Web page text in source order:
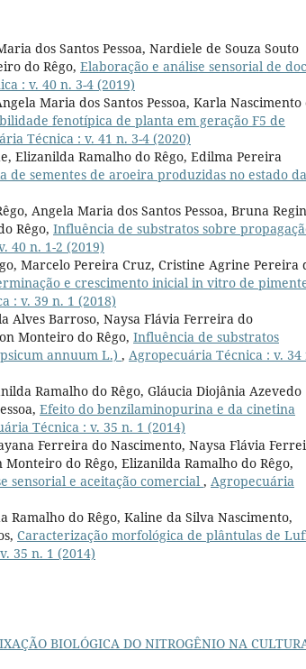
dos Santos Pessoa, Nardiele de Souza Souto
do Rêgo, Elaboração e análise sensorial de
: v. 40 n. 3-4 (2019)
Maria dos Santos Pessoa, Karla Nascimento
fenotípica de planta em geração F5 de
Técnica : v. 41 n. 3-4 (2020)
Elizanilda Ramalho do Rêgo, Edilma Pereira
de sementes de aroeira produzidas no estado da
Angela Maria dos Santos Pessoa, Bruna
Rêgo, Influência de substratos sobre
40 n. 1-2 (2019)
Marcelo Pereira Cruz, Cristine Agrine Pereira
e crescimento inicial in vitro de
: v. 39 n. 1 (2018)
Alves Barroso, Naysa Flávia Ferreira do
Monteiro do Rêgo, Influência de substratos
annuum L.) , Agropecuária Técnica : v. 34
Ramalho do Rêgo, Gláucia Diojânia Azevedo
Efeito do benzilaminopurina e da cinetina
Técnica : v. 35 n. 1 (2014)
Ferreira do Nascimento, Naysa Flávia
do Rêgo, Elizanilda Ramalho do Rêgo,
sensorial e aceitação comercial , Agropecuária
do Rêgo, Kaline da Silva Nascimento,
Caracterização morfológica de plântulas de
35 n. 1 (2014)
BIOLÓGICA DO NITROGÊNIO NA